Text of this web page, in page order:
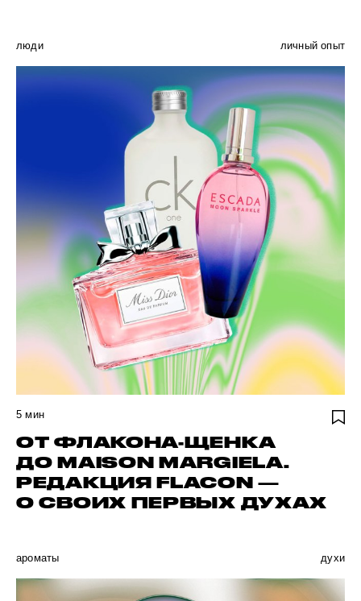
люди личный опыт
5 мин
ОТ ФЛАКОНА-ЩЕНКА
ДО MAISON MARGIELA.
РЕДАКЦИЯ FLACON —
О СВОИХ ПЕРВЫХ ДУХАХ
ароматы духи